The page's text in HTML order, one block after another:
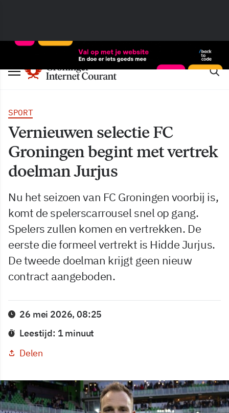
SPORT
Vernieuwen selectie FC
Groningen begint met vertrek
doelman Jurjus
Nu het seizoen van FC Groningen voorbij is,
komt de spelerscarrousel snel op gang.
Spelers zullen komen en vertrekken. De
eerste die formeel vertrekt is Hidde Jurjus.
De tweede doelman krijgt geen nieuw
contract aangeboden.
26 mei 2026, 08:25
Leestijd: 1 minuut
Delen